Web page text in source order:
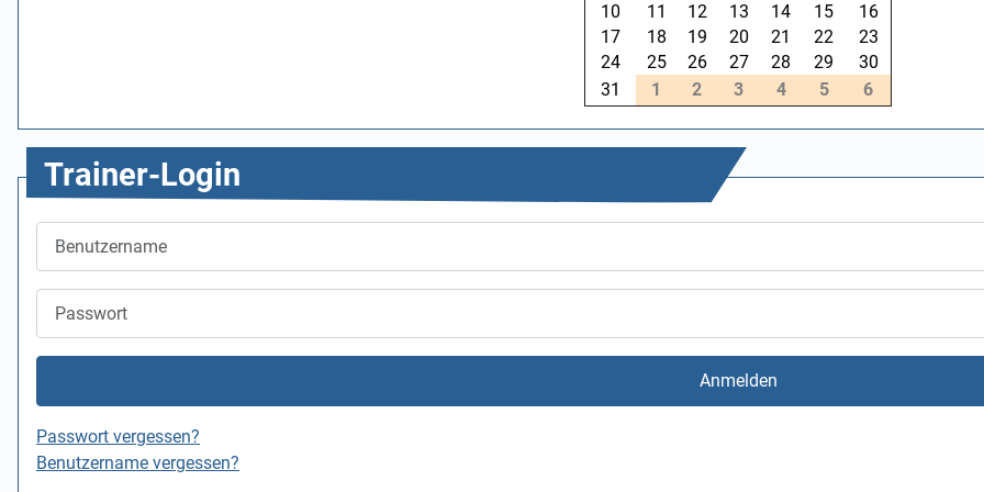
10
11 12 13 14 15
16
17
18 19 20 21 22
23
24
25 26 27 28 29
30
31
1 2 3 4 5 6
Trainer-Login
Anmelden
Passwort vergessen?
Benutzername vergessen?